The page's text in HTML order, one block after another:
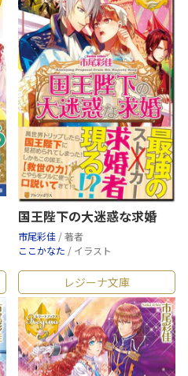
国王陛下の大迷惑な求婚
市尾彩佳 / 著者
ここかなた / イラスト
レジーナ文庫